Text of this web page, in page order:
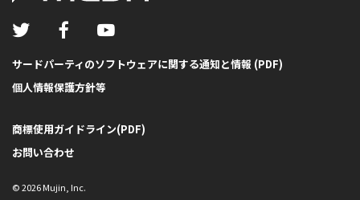
サードパーティのソフトウェアに関する通知と情報 (PDF)
個人情報保護方針等
商標使用ガイドライン(PDF)
お問い合わせ
©2026Mujin, Inc.